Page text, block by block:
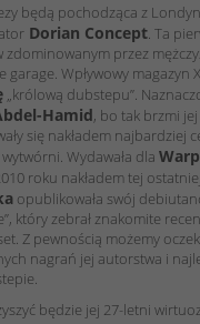
będą pochodząca z
Dorian Concept . Ta
zdominowanym przez
Wpływowy magazyn
„królową dubstepu”.
Hamid, bo tak brzmi
się nakładem najbardziej
Wydawała dla Warp
roku nakładem tej ostatniej
opublikowała swój
który zebrał znakomite
Z pewnością możemy
nagrań jej autorstwa i
będzie jej 27-letni